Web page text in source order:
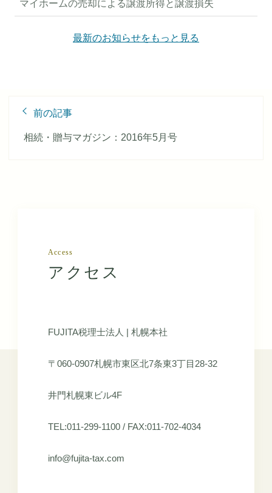
マイホームの売却による譲渡所得と譲渡損失
最新のお知らせをもっと見る
前の記事
相続・贈与マガジン：2016年5月号
アクセス
Access
FUJITA税理士法人 | 札幌本社
〒060-0907札幌市東区北7条東3丁目28-32
井門札幌東ビル4F
TEL:011-299-1100 / FAX:011-702-4034
info@fujita-tax.com